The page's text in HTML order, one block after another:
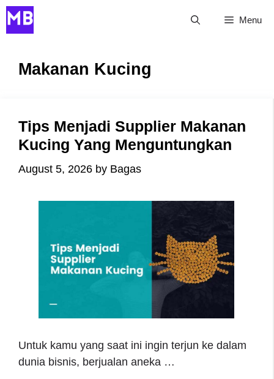
Skip
to
Menu
Makanan Kucing
Tips Menjadi Supplier Makanan
Kucing Yang Menguntungkan
August 5, 2026 by Bagas
Untuk kamu yang saat ini ingin terjun ke dalam
dunia bisnis, berjualan aneka …